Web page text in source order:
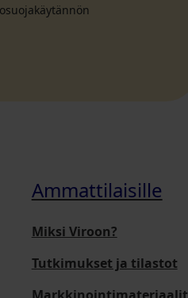
Ammattilaisille
Miksi Viroon?
Tutkimukset ja tilastot